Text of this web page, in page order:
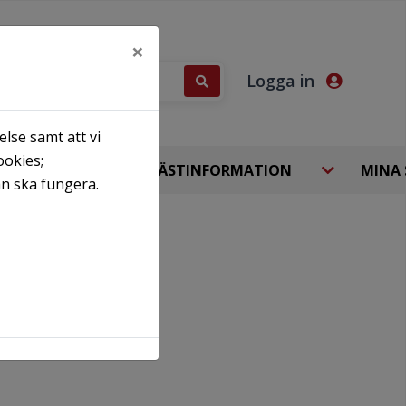
Logga in
HYRESGÄSTINFORMATION MINA
×
samt att vi
ska fungera.